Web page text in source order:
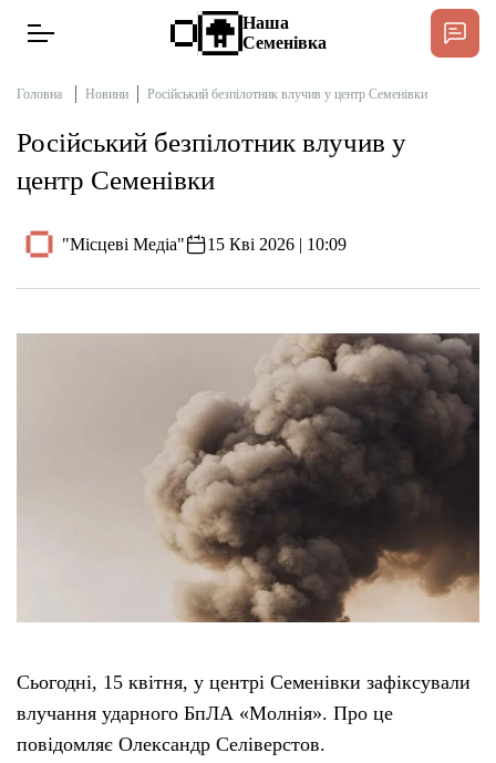
Новини
Інтерв’ю
Редакційна політика
Наша
Семенівка
Головна Новини Російський безпілотник влучив у центр Семенівки
Російський безпілотник влучив у
центр Семенівки
"Місцеві Медіа" 15 Кві 2026 | 10:09
Сьогодні, 15 квітня, у центрі Семенівки зафіксували
влучання ударного БпЛА «Молнія». Про це
повідомляє Олександр Селіверстов.